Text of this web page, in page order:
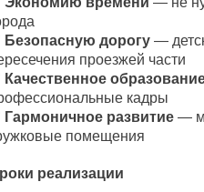
Безопасную дорогу —
проезжей части
Качественное
кадры
Гармоничное развитие —
помещения
реализации